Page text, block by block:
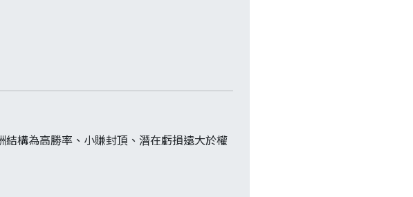
構為高勝率、小賺封頂、潛在虧損遠大於權